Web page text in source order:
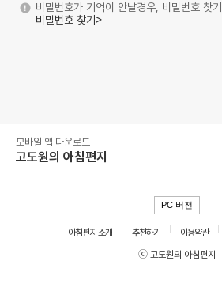
비밀번호가 기억이 안날경우, 비밀번호 찾
비밀번호 찾기>
모바일 앱 다운로드
고도원의 아침편지
PC 버전
아침편지 소개 추천하기 이용약관
ⓒ 고도원의 아침편지